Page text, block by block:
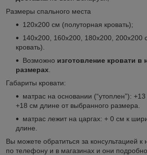
Размеры спального места
120х200 см (полуторная кровать);
140х200, 160х200, 180х200, 200х200
кровать).
Возможно изготовление кровати в
размерах
Габариты кровати:
матрас на основании (“утоплен”):
+18 см длине от выбранного размера.
матрас лежит на царгах: + 0 см к
длине.
Вы можете обратиться за консультацией
по телефону и в магазинах и они